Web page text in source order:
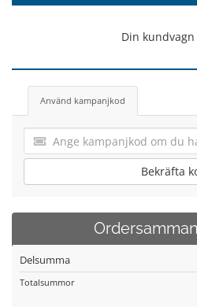
Din
Använd kampanjkod
Bekräfta
Delsumma
Totalsummor